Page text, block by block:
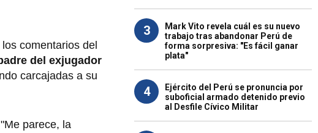
comentarios del
del exjugador
carcajadas a su
parece, la
3
Mark Vito revela cuál es su nuevo
trabajo tras abandonar Perú de
forma sorpresiva: "Es fácil ganar
plata"
4
Ejército del Perú se pronuncia por
suboficial armado detenido previo
al Desfile Cívico Militar